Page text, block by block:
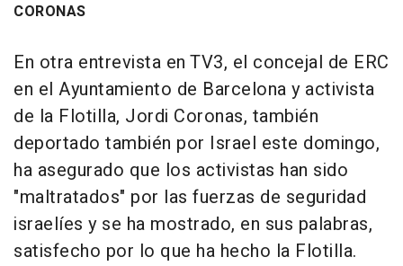
CORONAS
En otra entrevista en TV3, el concejal de ERC
en el Ayuntamiento de Barcelona y activista
de la Flotilla, Jordi Coronas, también
deportado también por Israel este domingo,
ha asegurado que los activistas han sido
"maltratados" por las fuerzas de seguridad
israelíes y se ha mostrado, en sus palabras,
satisfecho por lo que ha hecho la Flotilla.